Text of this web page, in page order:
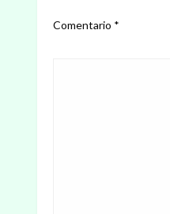
Comentario *